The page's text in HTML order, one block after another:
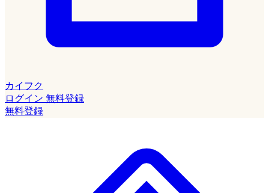
カイフク
ログイン 無料登録
無料登録